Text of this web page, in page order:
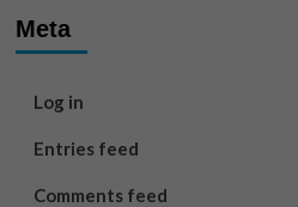
Meta
Log in
Entries feed
Comments feed